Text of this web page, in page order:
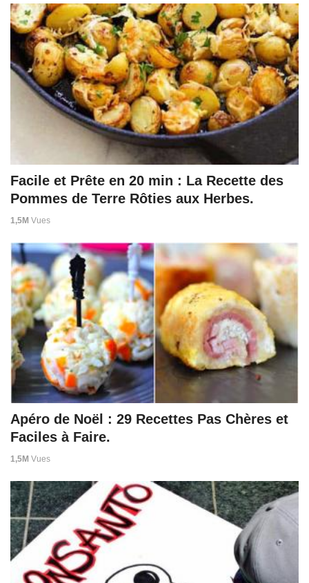
Facile et Prête en 20 min : La Recette des
Pommes de Terre Rôties aux Herbes.
1,5M Vues
Apéro de Noël : 29 Recettes Pas Chères et
Faciles à Faire.
1,5M Vues